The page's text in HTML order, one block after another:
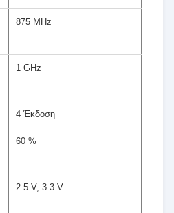
875 MHz
1 GHz
4 Έκδοση
60 %
2.5 V, 3.3 V